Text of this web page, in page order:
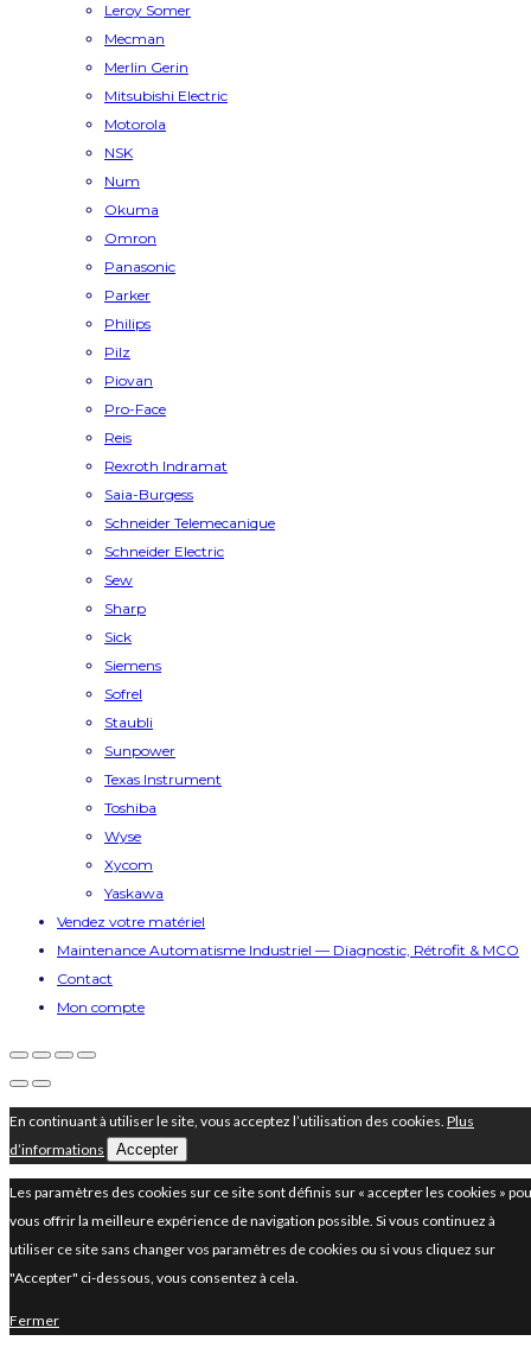
Leroy Somer
Mecman
Merlin Gerin
Mitsubishi Electric
Motorola
NSK
Num
Okuma
Omron
Panasonic
Parker
Philips
Pilz
Piovan
Pro-Face
Reis
Rexroth Indramat
Saia-Burgess
Schneider Telemecanique
Schneider Electric
Sew
Sharp
Sick
Siemens
Sofrel
Staubli
Sunpower
Texas Instrument
Toshiba
Wyse
Xycom
Yaskawa
Vendez votre matériel
Maintenance Automatisme Industriel — Diagnostic, Rétrofit & MCO
Contact
Mon compte
En continuant à utiliser le site, vous acceptez l’utilisation des cookies. Plus
d’informations
Accepter
Les paramètres des cookies sur ce site sont définis sur « accepter les cookies »
vous offrir la meilleure expérience de navigation possible. Si vous continuez à
utiliser ce site sans changer vos paramètres de cookies ou si vous cliquez sur
"Accepter" ci-dessous, vous consentez à cela.
Fermer